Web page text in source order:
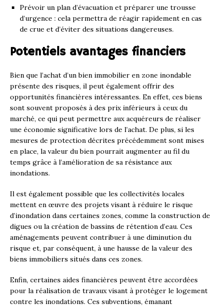
Prévoir un plan d’évacuation et préparer une trousse
d’urgence : cela permettra de réagir rapidement en cas
de crue et d’éviter des situations dangereuses.
Potentiels avantages financiers
Bien que l’achat d’un bien immobilier en zone inondable
présente des risques, il peut également offrir des
opportunités financières intéressantes. En effet, ces biens
sont souvent proposés à des prix inférieurs à ceux du
marché, ce qui peut permettre aux acquéreurs de réaliser
une économie significative lors de l’achat. De plus, si les
mesures de protection décrites précédemment sont mises
en place, la valeur du bien pourrait augmenter au fil du
temps grâce à l’amélioration de sa résistance aux
inondations.
Il est également possible que les collectivités locales
mettent en œuvre des projets visant à réduire le risque
d’inondation dans certaines zones, comme la construction de
digues ou la création de bassins de rétention d’eau. Ces
aménagements peuvent contribuer à une diminution du
risque et, par conséquent, à une hausse de la valeur des
biens immobiliers situés dans ces zones.
Enfin, certaines aides financières peuvent être accordées
pour la réalisation de travaux visant à protéger le logement
contre les inondations. Ces subventions, émanant